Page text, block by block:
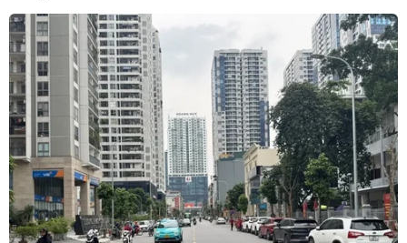
Đại biểu dự hội thảo xem những ấn phẩm in lậu. (Ảnh: Thanh
Tùng/TTXVN)